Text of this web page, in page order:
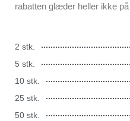
rabatten glæder heller ikke
2 stk.
5 stk.
10 stk.
25 stk.
50 stk.